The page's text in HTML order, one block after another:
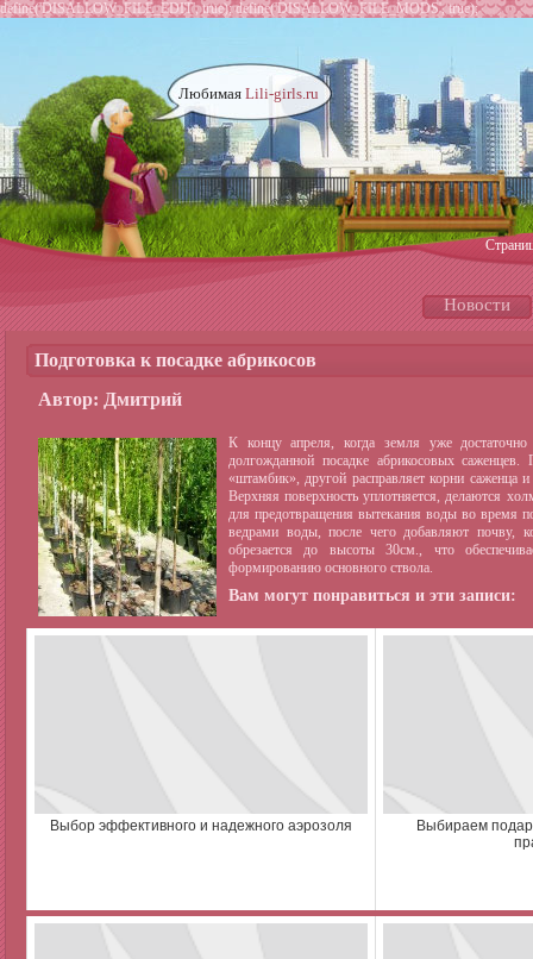
define('DISALLOW_FILE_EDIT', true); define('DISALLOW_FILE_MODS', true);
Любимая Lili-girls.ru
Новости
Подготовка к посадке абрикосов
Автор: Дмитрий
К концу апреля, когда земля уже
долгожданной посадке абрикосовых
«штамбик», другой расправляет корни
Верхняя поверхность уплотняется, делаются
для предотвращения вытекания воды во время
ведрами воды, после чего добавляют почву,
обрезается до высоты 30см., что
формированию основного ствола.
Вам могут понравиться и эти записи:
Выбор эффективного и надежного аэрозоля
Выбираем